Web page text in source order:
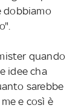
dobbiamo
quando
idee cha
sarebbe
e così è